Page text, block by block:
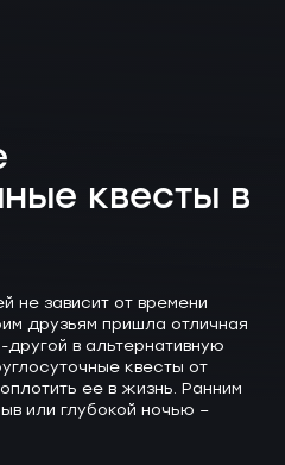
квесты в
не зависит от времени
друзьям пришла отличная
в альтернативную
квесты от
ее в жизнь. Ранним
или глубокой ночью –